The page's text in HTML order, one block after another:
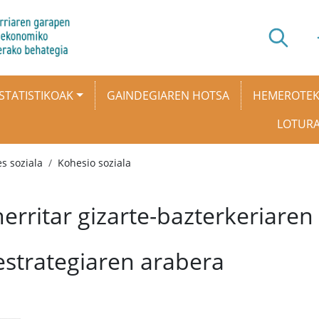
GAINDEGIAREN HOTSA
soziala Kohesio soziala
gizarte-
arabera